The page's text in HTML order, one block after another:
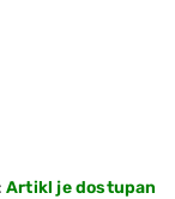
Artikl je dostupan